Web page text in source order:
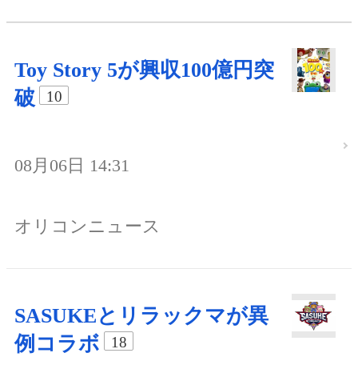
Toy Story 5が興収100億円突
破
10
08月06日 14:31
オリコンニュース
SASUKEとリラックマが異
例コラボ
18